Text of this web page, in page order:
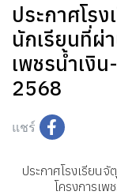
ประกาศโร
นักเรียนที่ผ่
เพชรน้ำเงิ
2568
แชร์
ประกาศโรงเรียน
โครงการเ